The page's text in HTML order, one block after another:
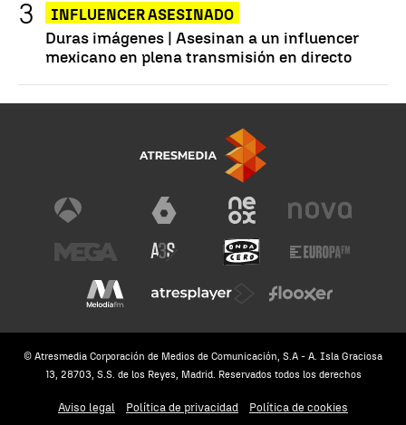
INFLUENCER ASESINADO
Duras imágenes | Asesinan a un influencer
mexicano en plena transmisión en directo
© Atresmedia Corporación de Medios de Comunicación, S.A - A. Isla Graciosa
13, 28703, S.S. de los Reyes, Madrid. Reservados todos los derechos
Aviso legal Política de privacidad Política de cookies